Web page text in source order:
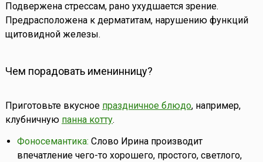
Подвержена стрессам, рано ухудшается зрение.
Предрасположена к дерматитам, нарушению функций
щитовидной железы.
Чем порадовать именинницу?
Приготовьте вкусное праздничное блюдо, например,
клубничную панна котту.
Фоносемантика: Слово Ирина производит
впечатление чего-то хорошего, простого, светлого,